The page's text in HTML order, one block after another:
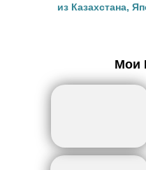
из Казахстана,
Мои